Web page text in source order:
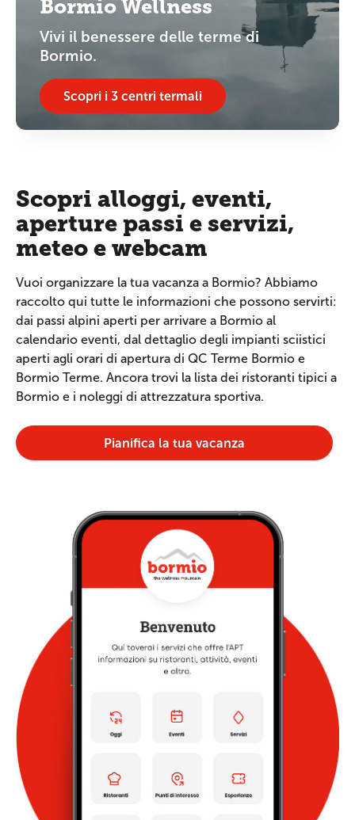
Bormio Wellness
Vivi il benessere delle terme di
Bormio.
Scopri i 3 centri termali
Scopri alloggi, eventi,
aperture passi e servizi,
meteo e webcam
Vuoi organizzare la tua vacanza a Bormio? Abbiamo
raccolto qui tutte le informazioni che possono servirti:
dai passi alpini aperti per arrivare a Bormio al
calendario eventi, dal dettaglio degli impianti sciistici
aperti agli orari di apertura di QC Terme Bormio e
Bormio Terme. Ancora trovi la lista dei ristoranti tipici a
Bormio e i noleggi di attrezzatura sportiva.
Pianifica la tua vacanza